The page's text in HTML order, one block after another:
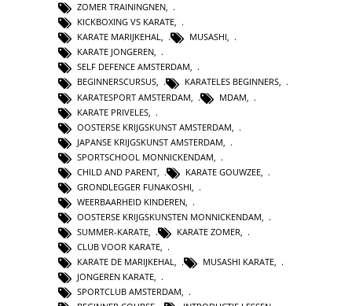
ZOMER TRAININGNEN,
KICKBOXING VS KARATE,
KARATE MARIJKEHAL, MUSASHI,
KARATE JONGEREN,
SELF DEFENCE AMSTERDAM,
BEGINNERSCURSUS, KARATELES BEGINNERS,
KARATESPORT AMSTERDAM
MDAM
KARATE PRIVELES
OOSTERSE KRIJGSKUNST AMSTERDAM
JAPANSE KRIJGSKUNST AMSTERDAM
SPORTSCHOOL MONNICKENDAM
CHILD AND PARENT
KARATE GOUWZEE
GRONDLEGGER FUNAKOSHI
WEERBAARHEID KINDEREN
OOSTERSE KRIJGSKUNSTEN MONNICKENDAM,
SUMMER-KARATE, KARATE ZOMER,
CLUB VOOR KARATE,
KARATE DE MARIJKEHAL, MUSASHI KARATE,
JONGEREN KARATE,
SPORTCLUB AMSTERDAM,